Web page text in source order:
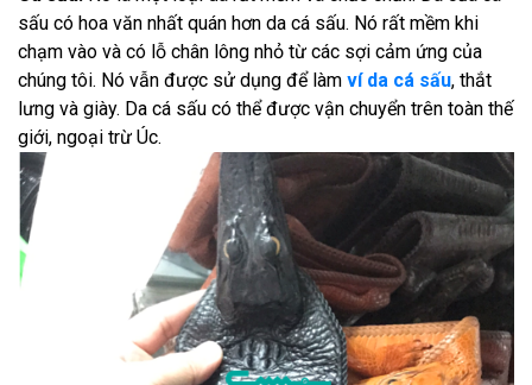
sấu có hoa văn nhất quán hơn da cá sấu. Nó rất mềm khi
chạm vào và có lỗ chân lông nhỏ từ các sợi cảm ứng của
chúng tôi. Nó vẫn được sử dụng để làm ví da cá sấu, thắt
lưng và giày. Da cá sấu có thể được vận chuyển trên toàn thế
giới, ngoại trừ Úc.